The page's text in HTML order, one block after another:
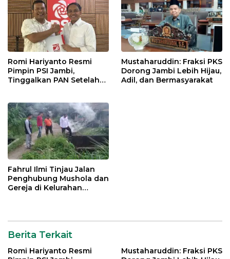
Romi Hariyanto Resmi
Pimpin PSI Jambi,
Tinggalkan PAN Setelah
Mustaharuddin: Fraksi PKS
Dorong Jambi Lebih Hijau,
Adil, dan Bermasyarakat
Fahrul Ilmi Tinjau Jalan
Penghubung Mushola dan
Gereja di Kelurahan
Berita Terkait
Romi Hariyanto Resmi
Mustaharuddin: Fraksi PKS